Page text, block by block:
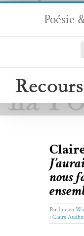
Passer
contenu
Poésie
nous
ParLucien
: Claire